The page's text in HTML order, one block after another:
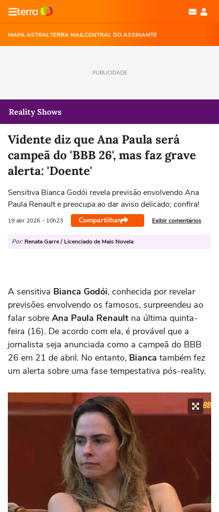
MAPA ASTRALTERRA MAILCENTRAL DO ASSINANTE
PUBLICIDADE
Reality Shows
Vidente diz que Ana Paula será
campeã do 'BBB 26', mas faz grave
alerta: 'Doente'
Sensitiva Bianca Godói revela previsão envolvendo Ana
Paula Renault e preocupa ao dar aviso delicado; confira!
19 abr 2026 - 10h23 Compartilhar Exibir comentários
Por: Renata Garre / Licenciado de Mais Novela
A sensitiva Bianca Godói, conhecida por revelar
previsões envolvendo os famosos, surpreendeu ao
falar sobre Ana Paula Renault na última quinta-
feira (16). De acordo com ela, é provável que a
jornalista seja anunciada como a campeã do BBB
26 em 21 de abril. No entanto, Bianca também fez
um alerta sobre uma fase tempestativa pós-reality.